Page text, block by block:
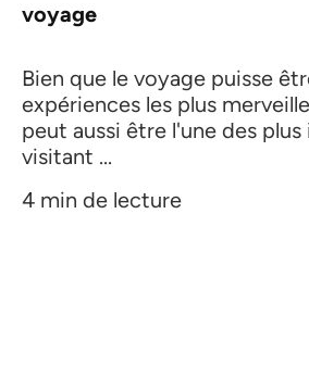
voyage
Bien que le voyage puisse
expériences les plus
peut aussi être l'une des
visitant ...
4 min de lecture